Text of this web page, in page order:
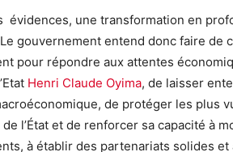
évidences, une transformation en
Le gouvernement entend donc faire de
pour répondre aux attentes
Henri Claude Oyima, de laisser
de protéger les plus
l’État et de renforcer sa capacité à
à établir des partenariats solides